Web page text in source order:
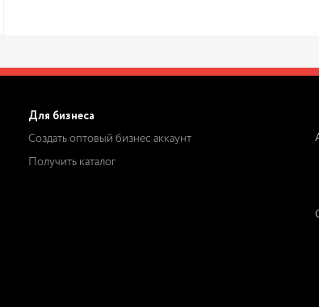
Для бизнеса
Создать оптовый бизнес аккаунт
Получить каталог